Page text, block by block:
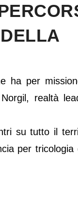
ha per
realtà
su tutto il
per tricologia